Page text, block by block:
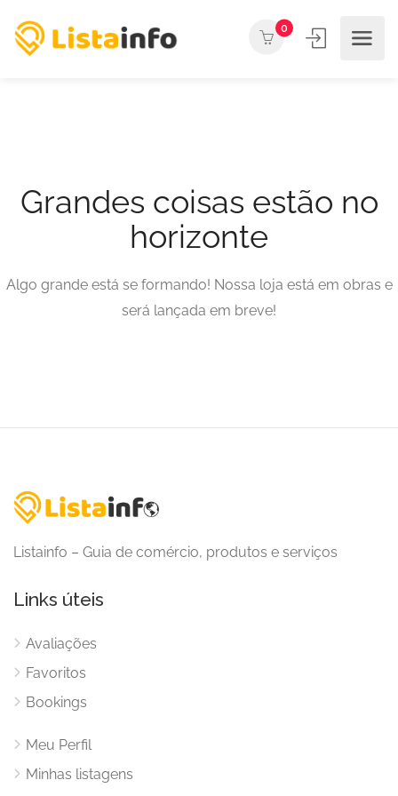
0
Grandes coisas estão no
horizonte
Algo grande está se formando! Nossa loja está em obras e
será lançada em breve!
Listainfo – Guia de comércio, produtos e serviços
Links úteis
Avaliações
Favoritos
Bookings
Meu Perfil
Minhas listagens